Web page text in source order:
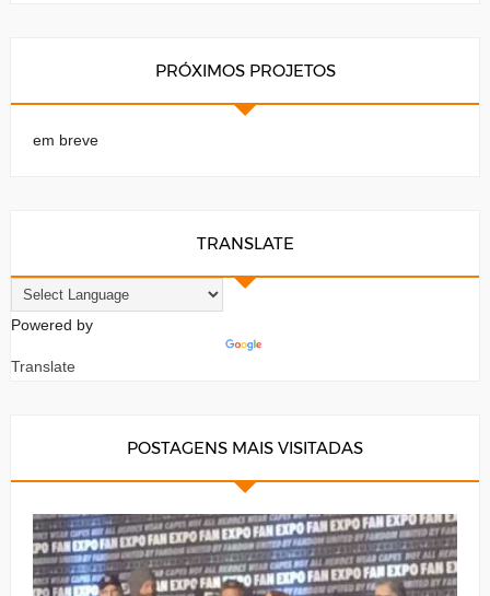
PRÓXIMOS PROJETOS
em breve
TRANSLATE
Powered by
Translate
POSTAGENS MAIS VISITADAS